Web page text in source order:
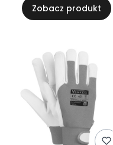
Zobacz produkt